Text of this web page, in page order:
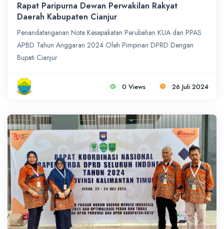
Rapat Paripurna Dewan Perwakilan Rakyat
Daerah Kabupaten Cianjur
Penandatanganan Nota Kesepakatan Perubahan KUA dan PPAS
APBD Tahun Anggaran 2024 Oleh Pimpinan DPRD Dengan
Bupati Cianjur
0 Views 26 Juli 2024